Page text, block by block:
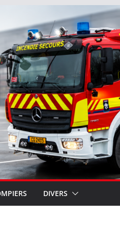
DIVERS